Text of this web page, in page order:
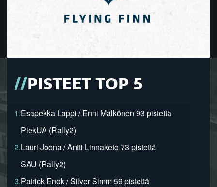
PISTEET TOP 5
1.Esapekka Lappi / Enni Mälkönen 93 pistettä
PiekUA (Rally2)
2.Lauri Joona / Antti Linnaketo 73 pistettä
SAU (Rally2)
3.Patrick Enok / Silver Simm 59 pistettä